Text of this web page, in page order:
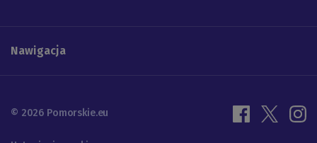
Nawigacja
© 2026 Pomorskie.eu